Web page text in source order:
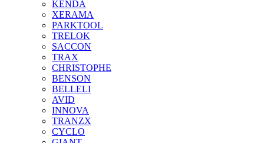
KENDA
XERAMA
PARKTOOL
TRELOK
SACCON
TRAX
CHRISTOPHE
BENSON
BELLELI
AVID
INNOVA
TRANZX
CYCLO